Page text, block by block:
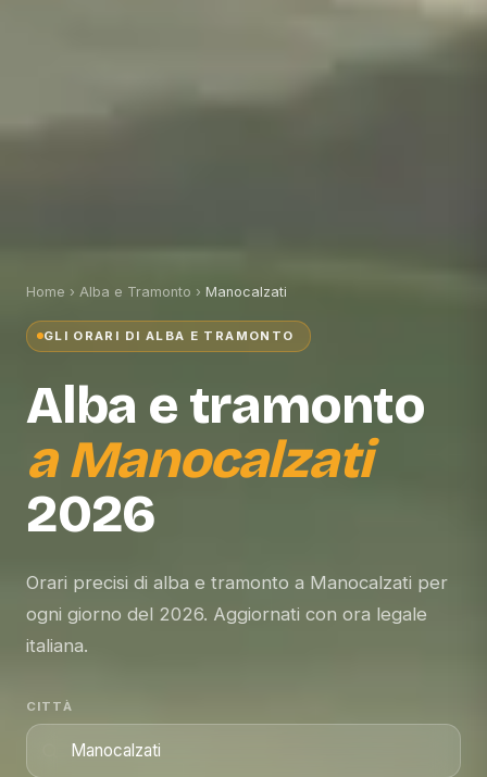
Home › Alba e Tramonto › Manocalzati
GLI ORARI DI ALBA E TRAMONTO
Alba e tramonto
aManocalzati
2026
Orari precisi di alba e tramonto a Manocalzati per
ogni giorno del 2026. Aggiornati con ora legale
italiana.
CITTÀ